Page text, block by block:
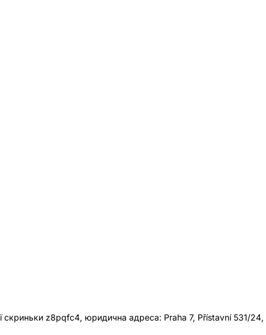
скриньки z8pqfc4, юридична адреса: Praha 7, Přístavní 531/24,